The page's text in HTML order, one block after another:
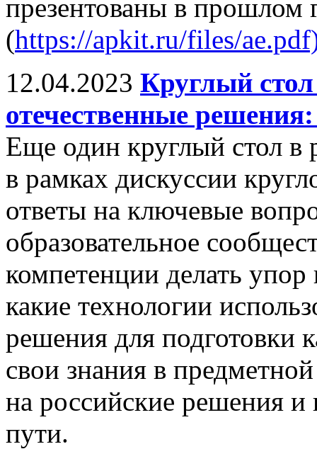
презентованы в прошлом
(https://apkit.ru/files/
12.04.2023 Круглый
отечественные
Еще один круглый стол в
в рамках дискуссии
ответы на ключевые
образовательное
компетенции делать упор
какие технологии
решения для подготовки
свои знания в
на российские решения
пути.